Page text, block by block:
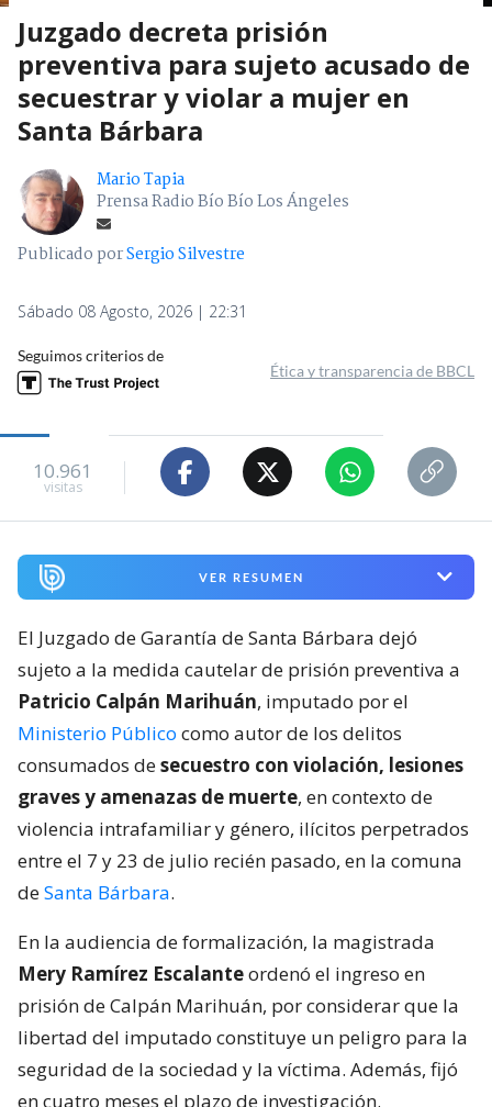
Juzgado decreta prisión
preventiva para sujeto acusado de
secuestrar y violar a mujer en
Santa Bárbara
Mario Tapia
Prensa Radio Bío Bío Los Ángeles
Publicado porSergio Silvestre
Sábado 08 Agosto, 2026 | 22:31
Seguimos criterios de
Ética y transparencia de BBCL
10.961
visitas
VER RESUMEN
El Juzgado de Garantía de Santa Bárbara dejó
sujeto a la medida cautelar de prisión preventiva a
Patricio Calpán Marihuán, imputado por el
Ministerio Público como autor de los delitos
consumados desecuestro con violación, lesiones
graves y amenazas de muerte, en contexto de
violencia intrafamiliar y género, ilícitos perpetrados
entre el 7 y 23 de julio recién pasado, en la comuna
deSanta Bárbara.
En la audiencia de formalización, la magistrada
Mery Ramírez Escalanteordenó el ingreso en
prisión de Calpán Marihuán, por considerar que la
libertad del imputado constituye un peligro para la
seguridad de la sociedad y la víctima. Además, fijó
en cuatro meses el plazo de investigación.